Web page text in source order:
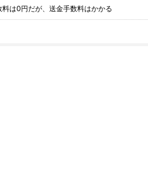
は0円だが、送金手数料はかかる